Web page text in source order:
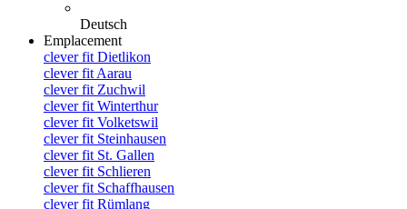
Deutsch
Emplacement
clever fit Dietlikon
clever fit Aarau
clever fit Zuchwil
clever fit Winterthur
clever fit Volketswil
clever fit Steinhausen
clever fit St. Gallen
clever fit Schlieren
clever fit Schaffhausen
clever fit Rümlang